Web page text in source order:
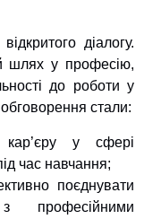
діалогу.
шлях у професію,
до роботи у
стали:
у сфері
час навчання;
поєднувати
професійними